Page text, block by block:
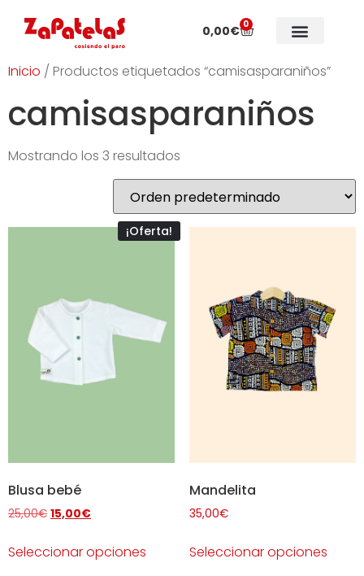
0,00€ 0
Inicio / Productos etiquetados “camisasparaniños”
camisasparaniños
Mostrando los 3 resultados
¡Oferta!
Blusa bebé
25,00€ 15,00€
Seleccionar opciones
Mandelita
35,00€
Seleccionar opciones